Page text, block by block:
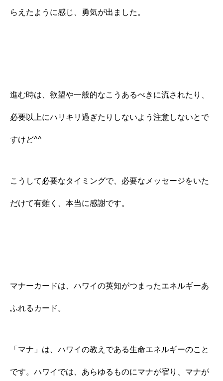
らえたように感じ、勇気が出ました。
進む時は、欲望や一般的なこうあるべきに流されたり、
必要以上にハリキリ過ぎたりしないよう注意しないとで
すけど^^
こうして必要なタイミングで、必要なメッセージをいた
だけて有難く、本当に感謝です。
マナーカードは、ハワイの英知がつまったエネルギーあ
ふれるカード。
「マナ」は、ハワイの教えである生命エネルギーのこと
です。ハワイでは、あらゆるものにマナが宿り、マナが